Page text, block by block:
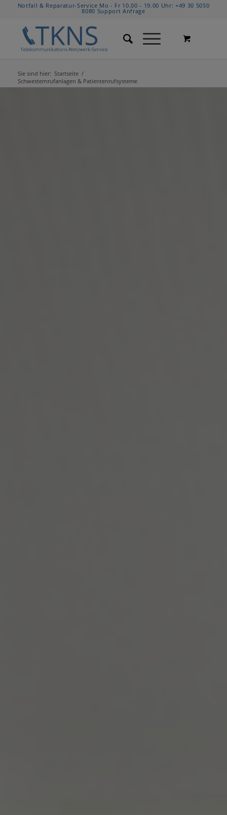
Notfall & Reparatur-Service Mo - Fr 10.00 - 19.00 Uhr:+49 30 5050
8080 Support Anfrage
Sie sind hier: Startseite /
Schwesternrufanlagen & Patientenrufsysteme